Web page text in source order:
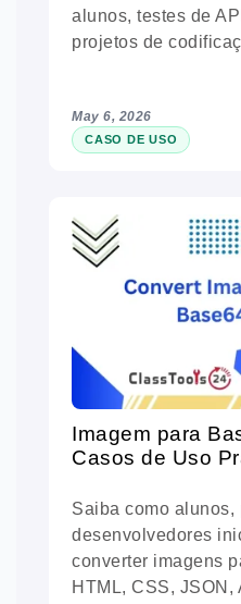
alunos, testes de
projetos de
May 6, 2026
CASO DE USO
Imagem para
Casos de Uso
Saiba como alunos,
desenvolvedores
converter imagens
HTML, CSS, JSON,